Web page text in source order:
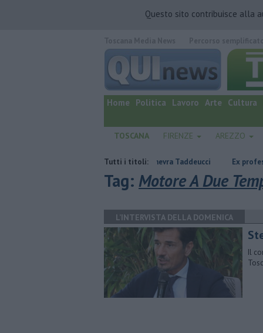
Questo sito contribuisce alla
quotidiano online.
Home Politica Lavoro Arte Cultura
TOSCANA FIRENZE AREZZO
Tutti i titoli:
Due ori nella Senna per Ginevra Taddeucci Ex professore
Tag: Motore A Due
L’INTERVISTA DELLA DOMENICA
Il